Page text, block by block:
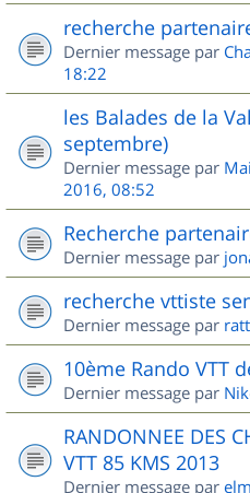
recherche
Dernier message par
18:22
les Balades de la
septembre)
Dernier message par
2016, 08:52
Recherche
Dernier message par
recherche vttiste
Dernier message par
10ème Rando VTT
Dernier message par
RANDONNEE DES
VTT 85 KMS 2013
Dernier message par